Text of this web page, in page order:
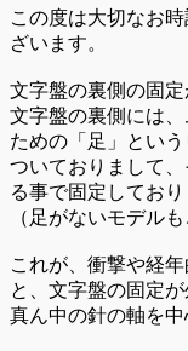
この度は大切なお
ざいます。
文字盤の裏側の固定
文字盤の裏側には
ための「足」とい
ついておりまして
る事で固定しており
（足がないモデルも
これが、衝撃や経
と、文字盤の固定が
真ん中の針の軸を中